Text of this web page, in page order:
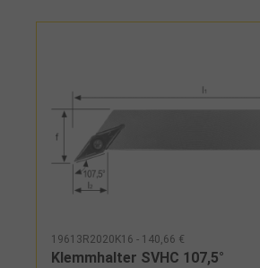
19613R2020K16 - 140,66 €
Klemmhalter SVHC 107,5°